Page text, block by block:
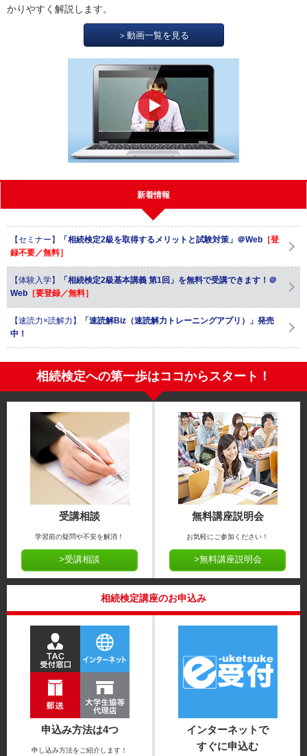
かりやすく解説します。
＞動画一覧を見る
新着情報
【セミナー】 「相続検定2級を取得するメリットと試験対策」＠Web ［登
録不要／無料］
【体験入学】
「相続検定2級基本講義 第1回」を無料で受講できます！＠
Web ［要登録／無料］
【速読力×読解力】
「速読解Biz（速読解力トレーニングアプリ）」発売
中！
相続検定への第一歩はココからスタート！
受講相談
学習前の疑問や不安を解消！
>受講相談
無料講座説明会
お気軽にご参加ください！
>無料講座説明会
相続検定講座のお申込み
申込み方法は4つ
申し込み方法をご紹介します！
インターネットで
すぐに申込む